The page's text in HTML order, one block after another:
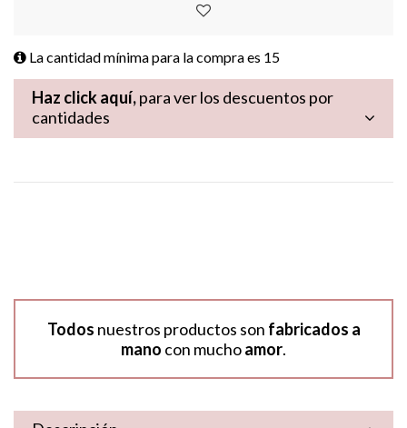
La cantidad mínima para la compra es 15
Haz click aquí,para ver los descuentos por
cantidades
Todos nuestros productos son fabricados a
mano con muchoamor.